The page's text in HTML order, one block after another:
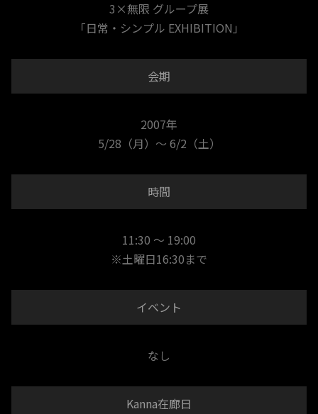
3×無限 グループ展
「日常・シンプル EXHIBITION」
会期
2007年
5/28（月）～ 6/2（土）
時間
11:30 ～ 19:00
※土曜日16:30まで
イベント
なし
Kanna在廊日